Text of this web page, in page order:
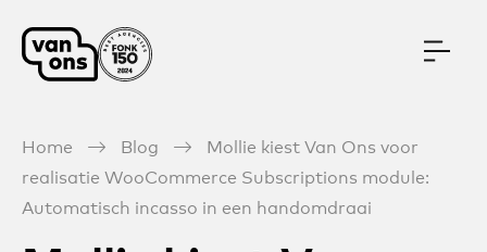
Home Blog
Mollie kiest Van Ons voor
realisatie WooCommerce Subscriptions module:
Automatisch incasso in een handomdraai